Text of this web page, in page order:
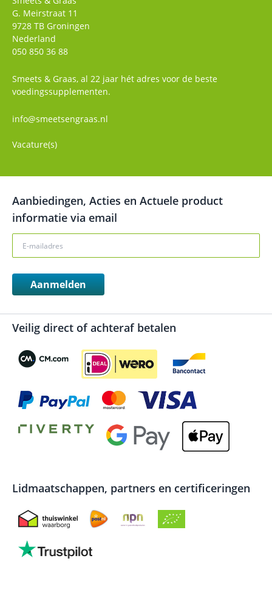
G. Meirstraat 11
9728 TB Groningen
Nederland
050 850 36 88
Smeets & Graas, al 22 jaar hét adres voor de beste
voedingssupplementen.
info@smeetsengraas.nl
Vacature(s)
Aanbiedingen, Acties en Actuele product
informatie via email
Aanmelden
Veilig direct of achteraf betalen
Lidmaatschappen, partners en certificeringen